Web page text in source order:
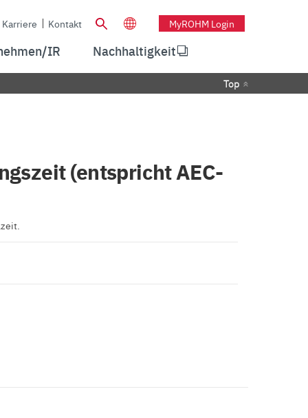
Karriere Kontakt MyROHM Login
IR Nachhaltigkeit
Top
(entspricht AEC-